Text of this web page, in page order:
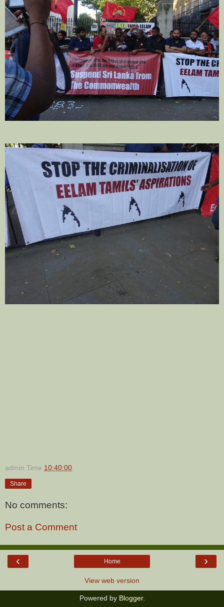
admin Time 10:40:00
Share
No comments:
Post a Comment
‹ ›
Home
View web version
Powered by Blogger.